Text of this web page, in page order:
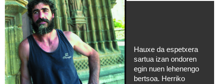
Hauxe da espetxera
sartua izan ondoren
egin nuen lehenengo
bertsoa. Herriko